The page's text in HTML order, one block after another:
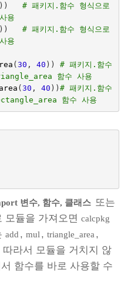
))
# 패키지.함수 형식으로
용
))
# 패키지.함수 형식으로
용
( 30 , 40 ))
# 패키지.함수
함수 사용
( 30 , 40 )) # 패키지.함수
함수 사용
변수, 함수, 클래스 또는
모듈을 가져오면 calcpkg
add , mul , triangle_area ,
라서 모듈을 거치지 않
함수를 바로 사용할 수